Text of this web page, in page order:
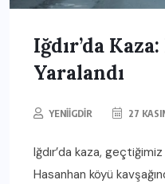
Iğdır’da
Yaralandı
YENIIGDIR 27
Iğdır’da kaza,
Hasanhan köyü